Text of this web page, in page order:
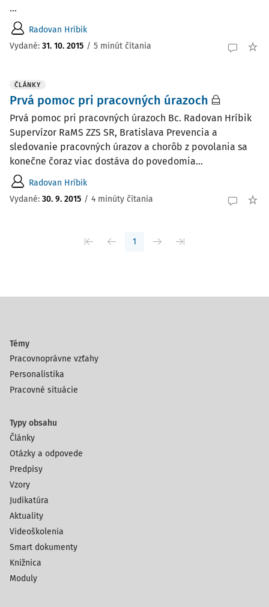
...
Radovan Hríbik
Vydané: 31. 10. 2015 / 5 minút čítania
ČLÁNKY
Prvá pomoc pri pracovných úrazoch
Prvá pomoc pri pracovných úrazoch Bc. Radovan Hríbik
Supervízor RaMS ZZS SR, Bratislava Prevencia a
sledovanie pracovných úrazov a chorôb z povolania sa
konečne čoraz viac dostáva do povedomia...
Radovan Hríbik
Vydané: 30. 9. 2015 / 4 minúty čítania
1
Témy
Pracovnoprávne vzťahy
Personalistika
Pracovné situácie
Typy obsahu
Články
Otázky a odpovede
Predpisy
Vzory
Judikatúra
Aktuality
Videoškolenia
Smart dokumenty
Knižnica
Moduly